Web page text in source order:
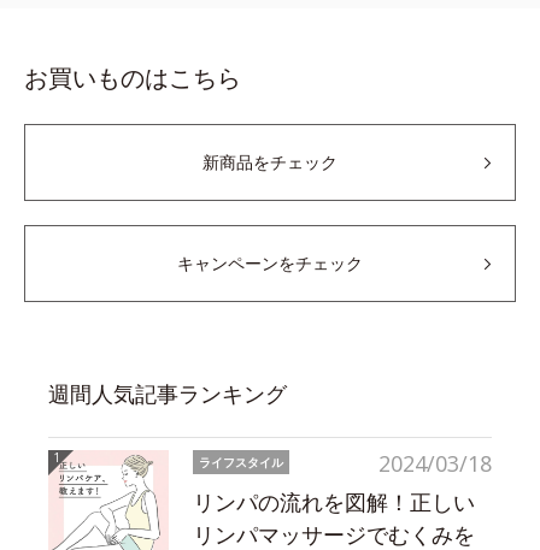
お買いものはこちら
新商品をチェック
キャンペーンをチェック
週間人気記事ランキング
2024/03/18
ライフスタイル
リンパの流れを図解！正しい
リンパマッサージでむくみを